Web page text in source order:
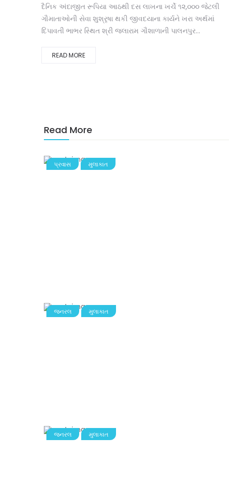
દૈનિક અંદાજીત રૂપિયા આઠથી દસ લાખના ખર્ચે ૧૨,૦૦૦ જેટલી
ગૌમાતાઓની સેવા શુશ્રૃષા થકી જીવદયાના કાર્યને ખરા અર્થમાં
દિપાવતી ભાભર સ્થિત શ્રી જલારામ ગૌશાળાની પાલનપુર...
READ MORE
Read More
પ્રવાસ મુલાકાત
જનરલ મુલાકાત
જનરલ મુલાકાત